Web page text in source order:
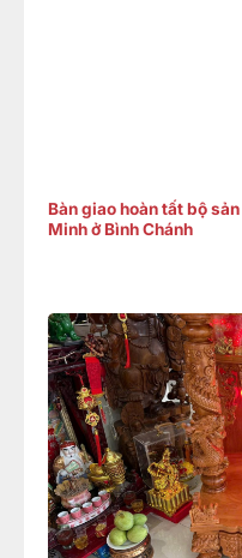
Bàn giao hoàn tất bộ
Minh ở Bình Chánh